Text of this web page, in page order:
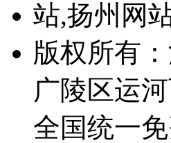
版权所有
广陵区运
全国统一